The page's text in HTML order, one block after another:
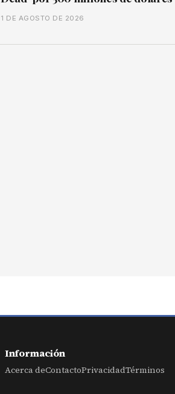
1 DE AGOSTO DE 2026
Información
Acerca deContactoPrivacidadTérminos